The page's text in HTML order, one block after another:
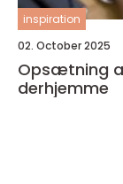
inspiration
02. October 2025
Opsætning
derhjemme